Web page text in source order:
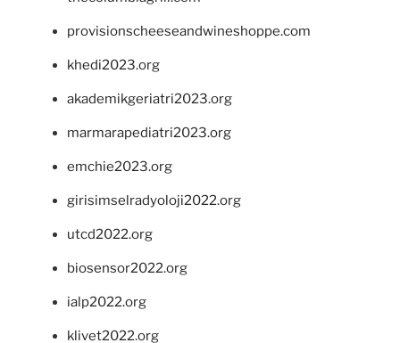
provisionscheeseandwineshoppe.com
khedi2023.org
akademikgeriatri2023.org
marmarapediatri2023.org
emchie2023.org
girisimselradyoloji2022.org
utcd2022.org
biosensor2022.org
ialp2022.org
klivet2022.org